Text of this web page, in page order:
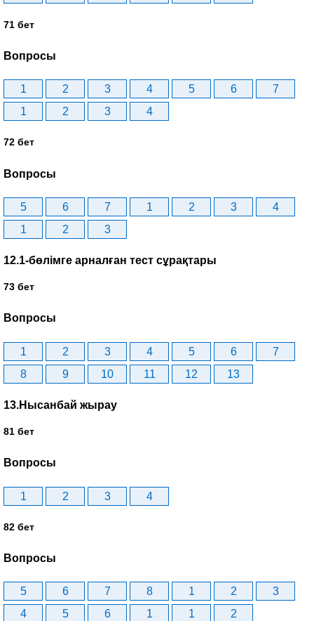
71 бет
Вопросы
1 2 3 4 5 6
7
1
2 3 4
72 бет
Вопросы
5 6 7 1 2 3
4
1
2 3
12.1-бөлімге арналған тест сұрақтары
73 бет
Вопросы
1 2 3 4 5 6
7
8
9 10 11 12 13
13.Нысанбай жырау
81 бет
Вопросы
1 2 3 4
82 бет
Вопросы
5 6 7 8 1 2
3
4
5 6 1 1 2